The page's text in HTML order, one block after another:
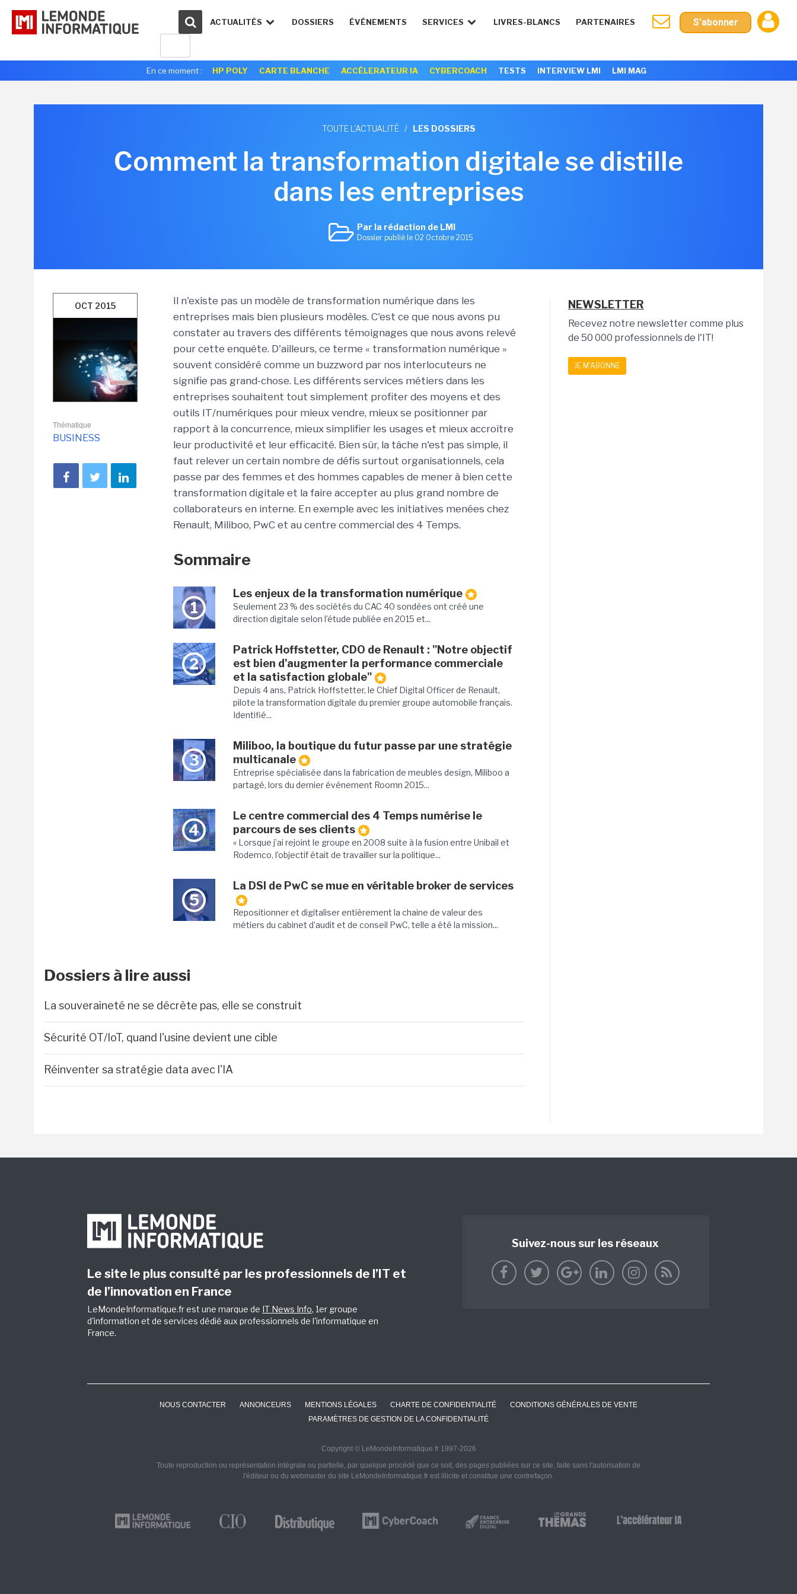
ACTUALITÉS DOSSIERS ÉVÉNEMENTS SERVICES LIVRES-BLANCS PARTENAIRES S'abonner
En ce moment : HP POLY CARTE BLANCHE ACCÉLERATEUR IA CYBERCOACH TESTS INTERVIEW LMI LMI MAG
TOUTE L'ACTUALITÉ / LES DOSSIERS
Comment la transformation digitale se distille
dans les entreprises
Par la rédaction de LMI
Dossier publié le 02 Octobre 2015
OCT 2015
Thématique
BUSINESS
Il n'existe pas un modèle de transformation numérique dans les
entreprises mais bien plusieurs modèles. C'est ce que nous avons pu
constater au travers des différents témoignages que nous avons relevé
pour cette enquête. D'ailleurs, ce terme « transformation numérique »
souvent considéré comme un buzzword par nos interlocuteurs ne
signifie pas grand-chose. Les différents services métiers dans les
entreprises souhaitent tout simplement profiter des moyens et des
outils IT/numériques pour mieux vendre, mieux se positionner par
rapport à la concurrence, mieux simplifier les usages et mieux accroître
leur productivité et leur efficacité. Bien sûr, la tâche n'est pas simple, il
faut relever un certain nombre de défis surtout organisationnels, cela
passe par des femmes et des hommes capables de mener à bien cette
transformation digitale et la faire accepter au plus grand nombre de
collaborateurs en interne. En exemple avec les initiatives menées chez
Renault, Miliboo, PwC et au centre commercial des 4 Temps.
Sommaire
1
Les enjeux de la transformation numérique
Seulement 23 % des sociétés du CAC 40 sondées ont créé une
direction digitale selon l’étude publiée en 2015 et...
2
Patrick Hoffstetter, CDO de Renault : "Notre objectif
est bien d'augmenter la performance commerciale
et la satisfaction globale"
Depuis 4 ans, Patrick Hoffstetter, le Chief Digital Officer de Renault,
pilote la transformation digitale du premier groupe automobile français.
Identifié...
3
Miliboo, la boutique du futur passe par une stratégie
multicanale
Entreprise spécialisée dans la fabrication de meubles design, Miliboo a
partagé, lors du dernier événement Roomn 2015...
4
Le centre commercial des 4 Temps numérise le
parcours de ses clients
« Lorsque j’ai rejoint le groupe en 2008 suite à la fusion entre Unibail et
Rodemco, l’objectif était de travailler sur la politique...
5
La DSI de PwC se mue en véritable broker de services
Repositionner et digitaliser entièrement la chaine de valeur des
métiers du cabinet d’audit et de conseil PwC, telle a été la mission...
Dossiers à lire aussi
La souveraineté ne se décrète pas, elle se construit
Sécurité OT/IoT, quand l'usine devient une cible
Réinventer sa stratégie data avec l'IA
NEWSLETTER
Recevez notre newsletter comme plus
de 50 000 professionnels de l'IT!
JE M'ABONNE
Le site le plus consulté par les professionnels de l’IT et
de l’innovation en France
LeMondeInformatique.fr est une marque de IT News Info, 1er groupe
d'information et de services dédié aux professionnels de l'informatique en
France.
Suivez-nous sur les réseaux
NOUS CONTACTER ANNONCEURS MENTIONS LÉGALES CHARTE DE CONFIDENTIALITÉ
CONDITIONS GÉNÉRALES DE VENTE
PARAMÈTRES DE GESTION DE LA CONFIDENTIALITÉ
Copyright © LeMondeInformatique.fr 1997-2026
Toute reproduction ou représentation intégrale ou partielle, par quelque procédé que ce soit, des pages publiées sur ce site, faite sans l'autorisation de
l'éditeur ou du webmaster du site LeMondeInformatique.fr est illicite et constitue une contrefaçon.